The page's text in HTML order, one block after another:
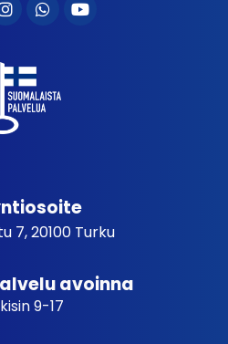
7, 20100 Turku
avoinna
9-17